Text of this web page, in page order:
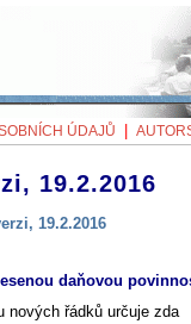
ÚDAJŮ
19.2.2016
19.2.2016
daňovou
nových řádků určuje zda